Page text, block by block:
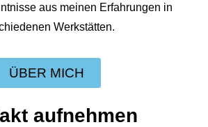
aus meinen Erfahrungen in
Werkstätten.
ÜBER MICH
aufnehmen